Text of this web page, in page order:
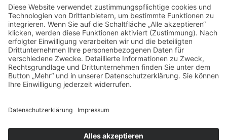
Rechtliches
Copyright © 2026 | Wüllenweber